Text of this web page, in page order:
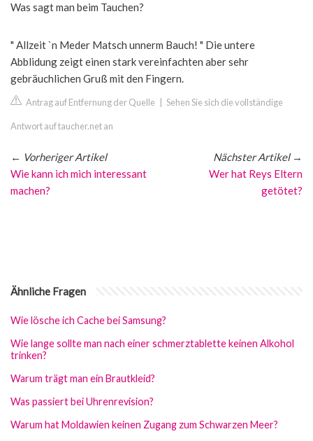
Was sagt man beim Tauchen?
" Allzeit `n Meder Matsch unnerm Bauch! " Die untere
Abblidung zeigt einen stark vereinfachten aber sehr
gebräuchlichen Gruß mit den Fingern.
Antrag auf Entfernung der Quelle Sehen Sie sich die vollständige
Antwort auf taucher.net an
← Vorheriger Artikel
Wie kann ich mich interessant
machen?
Nächster Artikel→
Wer hat Reys Eltern
getötet?
Ähnliche Fragen
Wie lösche ich Cache bei Samsung?
Wie lange sollte man nach einer schmerztablette keinen Alkohol
trinken?
Warum trägt man ein Brautkleid?
Was passiert bei Uhrenrevision?
Warum hat Moldawien keinen Zugang zum Schwarzen Meer?